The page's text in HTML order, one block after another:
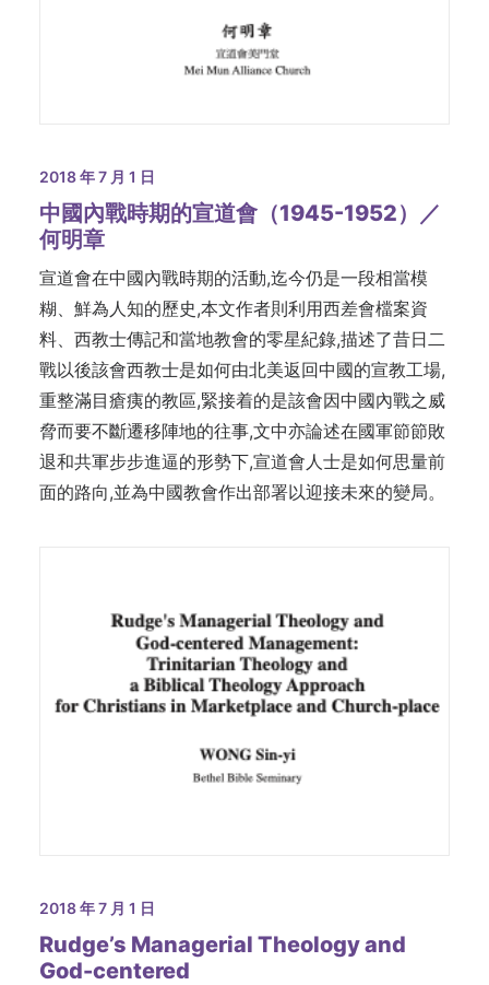
2018 年 7 月 1 日
中國內戰時期的宣道會（1945-1952）／
何明章
宣道會在中國內戰時期的活動,迄今仍是一段相當模
糊、鮮為人知的歷史,本文作者則利用西差會檔案資
料、西教士傳記和當地教會的零星紀錄,描述了昔日二
戰以後該會西教士是如何由北美返回中國的宣教工場,
重整滿目瘡痍的教區,緊接着的是該會因中國內戰之威
脅而要不斷遷移陣地的往事,文中亦論述在國軍節節敗
退和共軍步步進逼的形勢下,宣道會人士是如何思量前
面的路向,並為中國教會作出部署以迎接未來的變局。
2018 年 7 月 1 日
Rudge’s Managerial Theology and
God-centered